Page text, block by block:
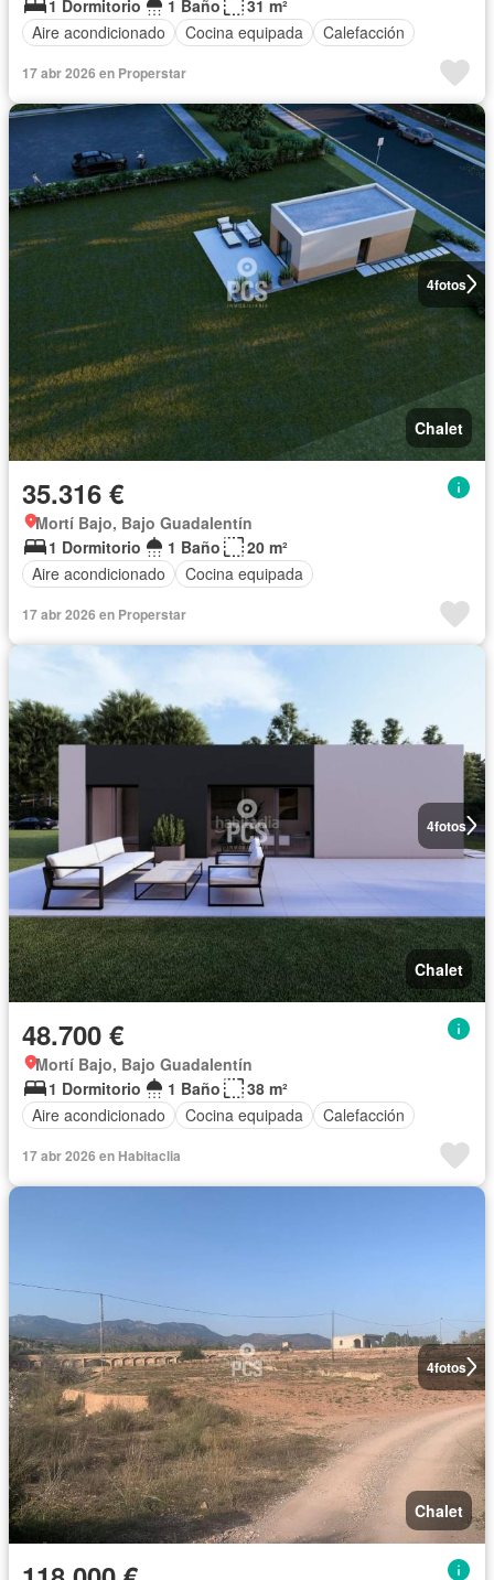
1 Dormitorio
1 Baño
31 m²
Aire acondicionado
Cocina equipada Calefacción
17 abr 2026 en Properstar
4fotos
Chalet
35.316 €
Mortí Bajo, Bajo Guadalentín
1 Dormitorio
1 Baño
20 m²
Aire acondicionado
Cocina equipada
17 abr 2026 en Properstar
4fotos
Chalet
48.700 €
Mortí Bajo, Bajo Guadalentín
1 Dormitorio
1 Baño
38 m²
Aire acondicionado
Cocina equipada Calefacción
17 abr 2026 en Habitaclia
4fotos
Chalet